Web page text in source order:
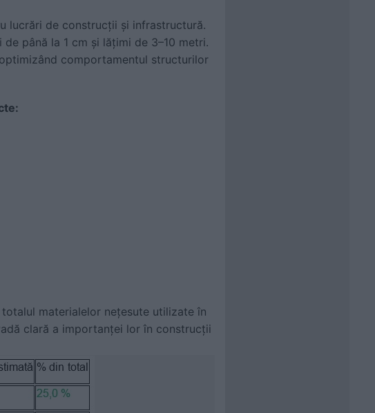
lucrări de construcții și infrastructură.
până la 1 cm și lățimi de 3–10 metri.
comportamentul structurilor
materialelor nețesute utilizate în
clară a importanței lor în construcții